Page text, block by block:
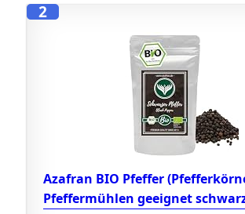
2
Azafran BIO Pfeffer
Pfeffermühlen geeignet